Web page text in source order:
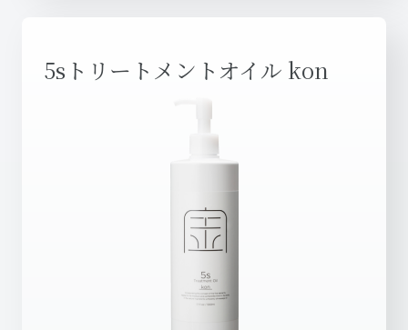
5sトリートメントオイル kon